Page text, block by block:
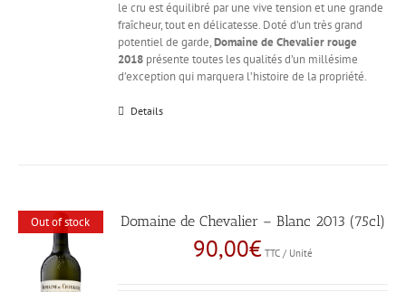
le cru est équilibré par une vive tension et une grande
fraîcheur, tout en délicatesse. Doté d’un très grand
potentiel de garde,Domaine de Chevalier rouge
2018 présente toutes les qualités d’un millésime
d’exception qui marquera l’histoire de la propriété.
Details
Out of stock Domaine de Chevalier – Blanc 2013 (75cl)
90,00€ TTC / Unité